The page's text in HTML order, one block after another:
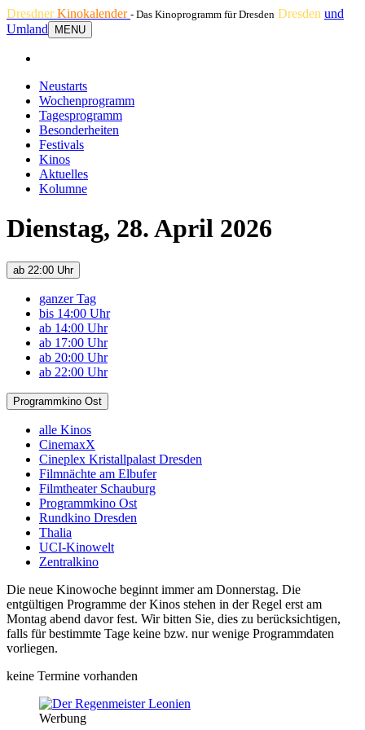
DresdnerKinokalender - Das Kinoprogramm für Dresden Dresden und
Umland
MENU
Neustarts
Wochenprogramm
Tagesprogramm
Besonderheiten
Festivals
Kinos
Aktuelles
Kolumne
Dienstag, 28. April 2026
ab 22:00 Uhr
ganzer Tag
bis 14:00 Uhr
ab 14:00 Uhr
ab 17:00 Uhr
ab 20:00 Uhr
ab 22:00 Uhr
Programmkino Ost
alle Kinos
CinemaxX
Cineplex Kristallpalast Dresden
Filmnächte am Elbufer
Filmtheater Schauburg
Programmkino Ost
Rundkino Dresden
Thalia
UCI-Kinowelt
Zentralkino
Die neue Kinowoche beginnt immer am Donnerstag. Die
entgültigen Programme der Kinos stehen in der Regel erst am
Montag abend davor fest. Wir bitten Sie, dies zu berücksichtigen,
falls für bestimmte Tage keine bzw. nur wenige Programmdaten
vorliegen.
keine Termine vorhanden
Werbung